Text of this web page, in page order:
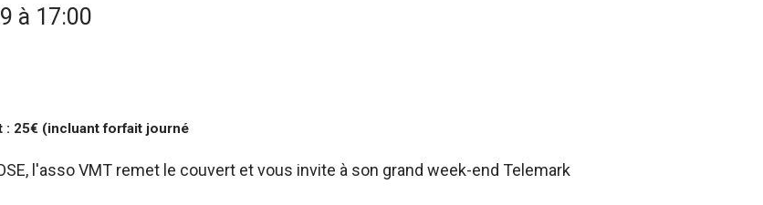
à 17:00
: 25€ (incluant forfait journé
l'asso VMT remet le couvert et vous invite à son grand week-end Telemark